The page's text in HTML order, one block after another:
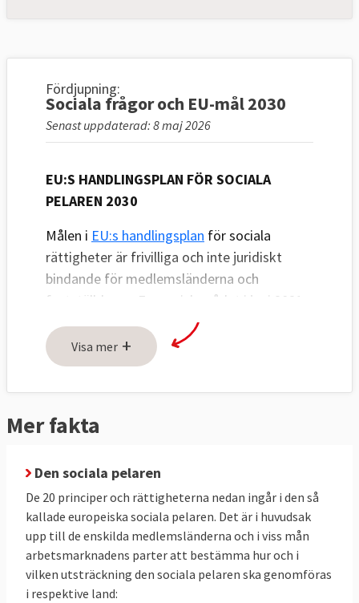
Fördjupning:
Sociala frågor och EU-mål 2030
Senast uppdaterad: 8 maj 2026
EU:S HANDLINGSPLAN FÖR SOCIALA
PELAREN 2030
Målen i EU:s handlingsplan för sociala
rättigheter är frivilliga och inte juridiskt
bindande för medlemsländerna och
fastställdes av Europeiska rådet i juni 2021.
Målen är fem nationella och ett gemensamt
och de ska vara uppfyllda senast 2030.
Målen rör sysselsättning, utbildning och
människors välstånd och välbefinnande och
Sverige har uppfyllt samtliga mål.
1. SYSSELSÄTTNINGSMÅL
EU-ländernas gemensamma mål är att
"minst 78 procent" av alla invånare mellan
20 och 64 år ska ha arbete senast 2030.
Visa mer +
Mer fakta
Den sociala pelaren
De 20 principer och rättigheterna nedan ingår i den så
kallade europeiska sociala pelaren. Det är i huvudsak
upp till de enskilda medlemsländerna och i viss mån
arbetsmarknadens parter att bestämma hur och i
vilken utsträckning den sociala pelaren ska genomföras
i respektive land: